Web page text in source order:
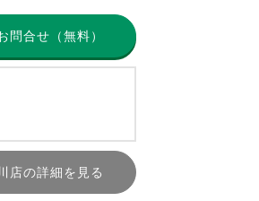
問合せ（無料）
店の詳細を見る